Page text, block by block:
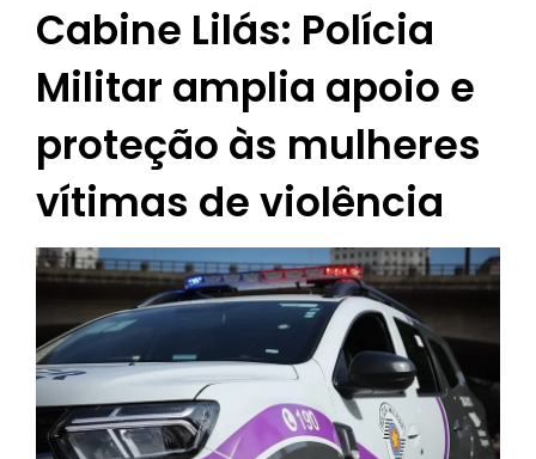
Cabine Lilás: Polícia
Militar amplia apoio e
proteção às mulheres
vítimas de violência